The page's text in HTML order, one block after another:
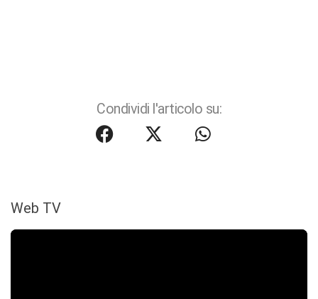
Condividi l'articolo su:
Web TV